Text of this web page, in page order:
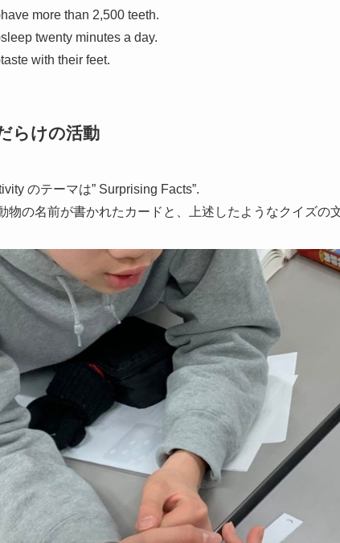
than 2,500 teeth.
minutes a day.
their feet.
らけの活動
のテーマは” Surprising Facts”.
物の名前が書かれたカードと、上述したようなクイズの